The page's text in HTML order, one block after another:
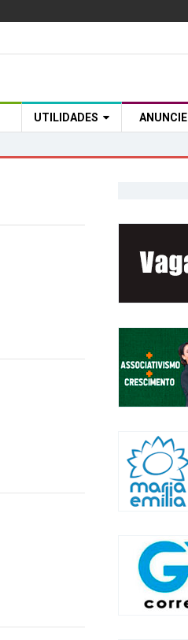
UTILIDADES ANUNCIE